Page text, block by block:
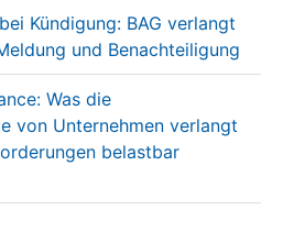
Kündigung: BAG verlangt
und Benachteiligung
Was die
von Unternehmen verlangt
belastbar